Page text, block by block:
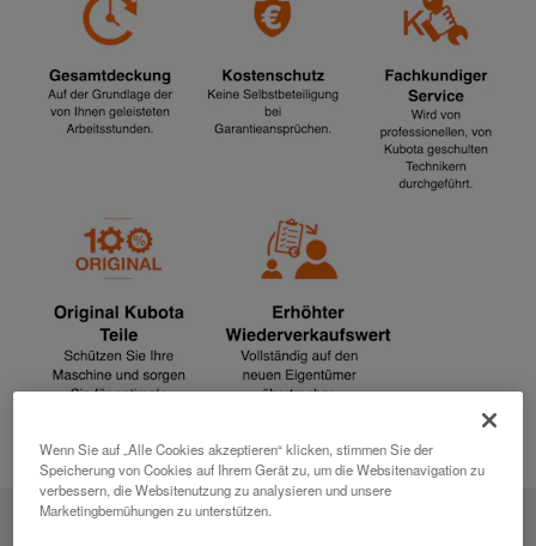
Wenn Sie auf „Alle Cookies akzeptieren“ klicken, stimmen Sie der
Speicherung von Cookies auf Ihrem Gerät zu, um die Websitenavigation zu
verbessern, die Websitenutzung zu analysieren und unsere
Marketingbemühungen zu unterstützen.